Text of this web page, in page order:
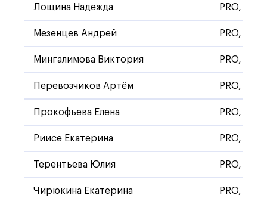
Лощина Надежда PRO,
Мезенцев Андрей PRO,
Мингалимова Виктория PRO,
Перевозчиков Артём PRO,
Прокофьева Елена PRO,
Риисе Екатерина PRO,
Терентьева Юлия PRO,
Чирюкина Екатерина PRO,